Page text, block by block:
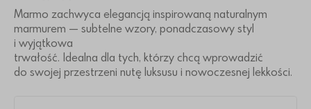
Marmo zachwyca elegancją inspirowaną naturalnym
marmurem — subtelne wzory, ponadczasowy styl
i wyjątkowa
trwałość. Idealna dla tych, którzy chcą wprowadzić
do swojej przestrzeni nutę luksusu i nowoczesnej lekkości.